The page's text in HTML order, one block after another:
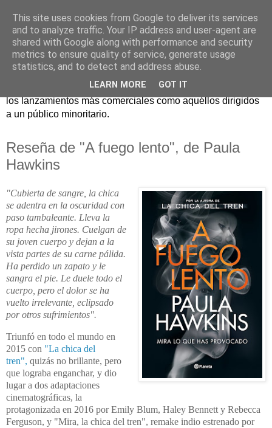
Críticas y reseñas de las principales novedades literarias
editadas en España. En Crítica de libros tienen cabida tanto
los lanzamientos más comerciales como aquéllos dirigidos
a un público minoritario.
Reseña de "A fuego lento", de Paula
Hawkins
"Cubierta de sangre, la chica
se adentra en la oscuridad con
paso tambaleante. Lleva la
ropa hecha jirones. Cuelgan de
su joven cuerpo y dejan a la
vista partes de su carne pálida.
Ha perdido un zapato y le
sangra el pie. Le duele todo el
cuerpo, pero el dolor se ha
vuelto irrelevante, eclipsado
por otros sufrimientos".
Triunfó en todo el mundo en
2015 con "La chica del
tren", quizás no brillante, pero
que lograba enganchar, y dio
lugar a dos adaptaciones
cinematográficas, la
protagonizada en 2016 por Emily Blum, Haley Bennett y Rebecca
Ferguson, y "Mira, la chica del tren", remake indio estrenado por
This site uses cookies from Google to deliver its services
and to analyze traffic. Your IP address and user-agent are
shared with Google along with performance and security
metrics to ensure quality of service, generate usage
statistics, and to detect and address abuse.
LEARN MORE GOT IT